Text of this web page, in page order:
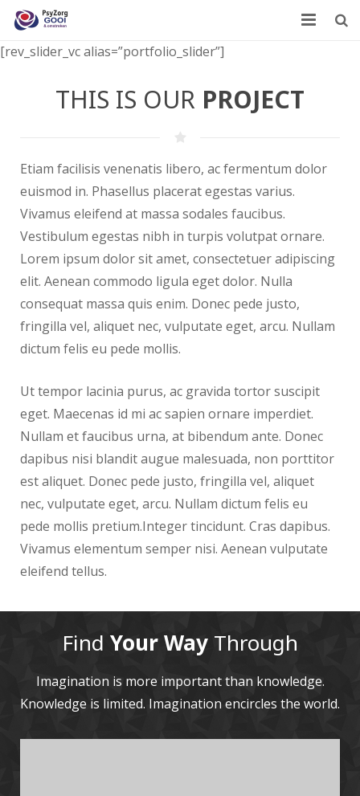
Home
Wie zijn we?
Leden
Contact
[rev_slider_vc alias=”portfolio_slider”]
THIS IS OUR PROJECT
Etiam facilisis venenatis libero, ac fermentum dolor
euismod in. Phasellus placerat egestas varius.
Vivamus eleifend at massa sodales faucibus.
Vestibulum egestas nibh in turpis volutpat ornare.
Lorem ipsum dolor sit amet, consectetuer adipiscing
elit. Aenean commodo ligula eget dolor. Nulla
consequat massa quis enim. Donec pede justo,
fringilla vel, aliquet nec, vulputate eget, arcu. Nullam
dictum felis eu pede mollis.
Ut tempor lacinia purus, ac gravida tortor suscipit
eget. Maecenas id mi ac sapien ornare imperdiet.
Nullam et faucibus urna, at bibendum ante. Donec
dapibus nisi blandit augue malesuada, non porttitor
est aliquet. Donec pede justo, fringilla vel, aliquet
nec, vulputate eget, arcu. Nullam dictum felis eu
pede mollis pretium.Integer tincidunt. Cras dapibus.
Vivamus elementum semper nisi. Aenean vulputate
eleifend tellus.
Find Your Way Through
Imagination is more important than knowledge.
Knowledge is limited. Imagination encircles the world.